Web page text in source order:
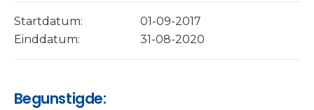
Startdatum:
01-09-2017
Einddatum:
31-08-2020
Begunstigde: